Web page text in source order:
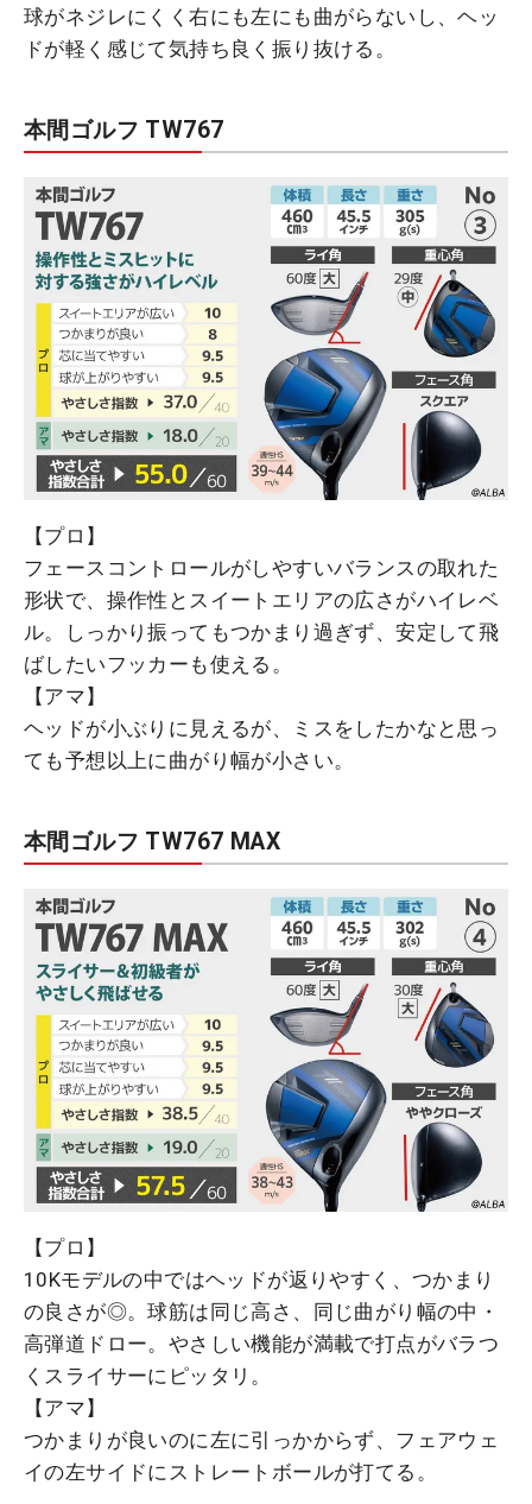
球がネジレにくく右にも左にも曲がらないし、ヘッ
ドが軽く感じて気持ち良く振り抜ける。
本間ゴルフ TW767
【プロ】
フェースコントロールがしやすいバランスの取れた
形状で、操作性とスイートエリアの広さがハイレベ
ル。しっかり振ってもつかまり過ぎず、安定して飛
ばしたいフッカーも使える。
【アマ】
ヘッドが小ぶりに見えるが、ミスをしたかなと思っ
ても予想以上に曲がり幅が小さい。
本間ゴルフ TW767 MAX
【プロ】
10Kモデルの中ではヘッドが返りやすく、つかまり
の良さが◎。球筋は同じ高さ、同じ曲がり幅の中・
高弾道ドロー。やさしい機能が満載で打点がバラつ
くスライサーにピッタリ。
【アマ】
つかまりが良いのに左に引っかからず、フェアウェ
イの左サイドにストレートボールが打てる。